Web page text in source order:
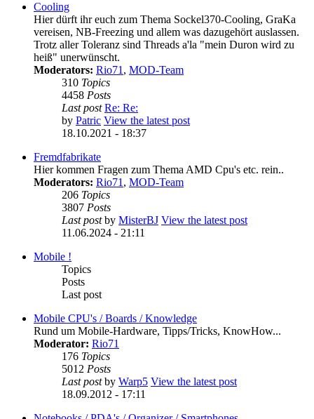
Cooling
Hier dürft ihr euch zum Thema Sockel370-Cooling, GraKa
vereisen, NB-Freezing und allem was dazugehört auslassen.
Trotz aller Toleranz sind Threads a'la "mein Duron wird zu
heiß" unerwünscht.
Moderators: Rio71, MOD-Team
310 Topics
4458 Posts
Last post Re: Re:
by Patric View the latest post
18.10.2021 - 18:37
Fremdfabrikate
Hier kommen Fragen zum Thema AMD Cpu's etc. rein..
Moderators: Rio71, MOD-Team
206 Topics
3807 Posts
Last postby MisterBJ View the latest post
11.06.2024 - 21:11
Mobile !
Topics
Posts
Last post
Mobile CPU's / Boards / Knowledge
Rund um Mobile-Hardware, Tipps/Tricks, KnowHow...
Moderator: Rio71
176 Topics
5012 Posts
Last postby Warp5 View the latest post
18.09.2012 - 17:11